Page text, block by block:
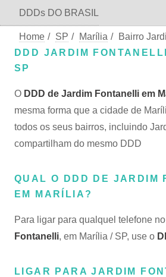
DDDs DO BRASIL
Home / SP / Marília /
Bairro
DDD JARDIM
SP
O DDD de Jardim Fontanelli em
mesma forma que a cidade de
todos os seus bairros, incluindo
compartilham do mesmo DDD
QUAL O DDD DE JARDIM
EM MARÍLIA?
Para ligar para qualquel telefone
Fontanelli, em Marília / SP, use o
LIGAR PARA JARDIM